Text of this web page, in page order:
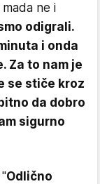
ne i
odigrali.
i onda
Za to nam je
se stiče kroz
da dobro
sigurno
Odlično